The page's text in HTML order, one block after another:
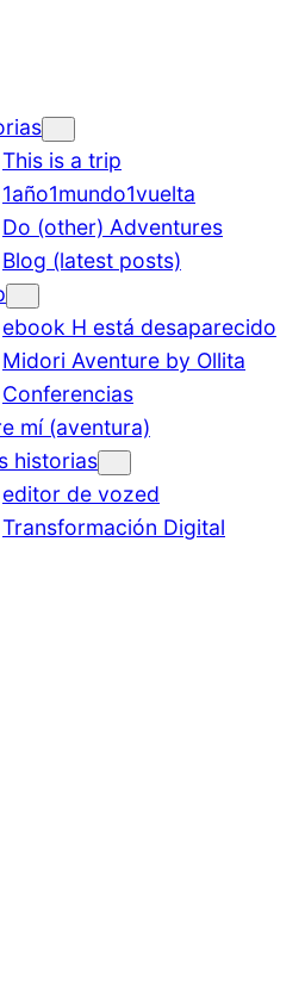
This is a trip
1año1mundo1vuelta
Do (other) Adventures
Blog (latest posts)
ebook H está desaparecido
Midori Aventure by Ollita
Conferencias
mí (aventura)
historias
editor de vozed
Transformación Digital